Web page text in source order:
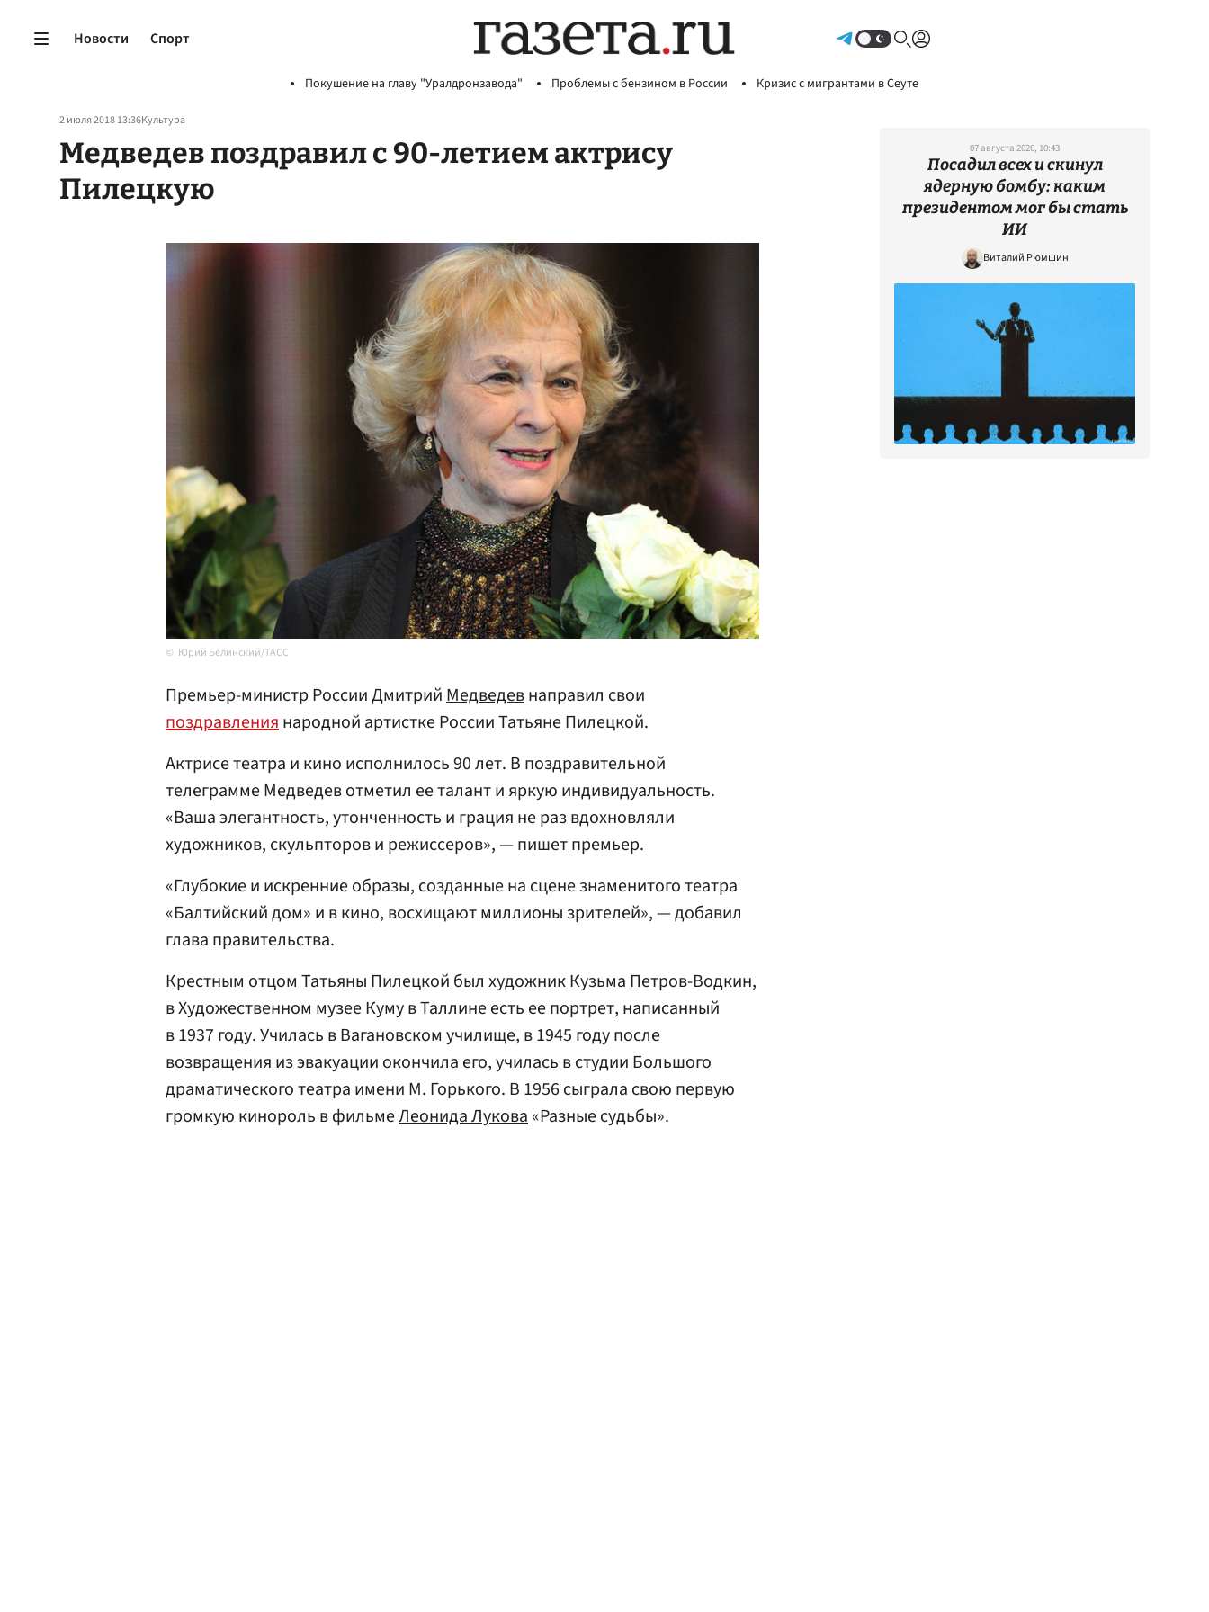
Новости Спорт
Покушение на главу "Уралдронзавода" Проблемы с бензином в России Кризис с мигрантами в Сеуте
2 июля 2018 13:36Культура
Медведев поздравил с 90-летием актрису
Пилецкую
Юрий Белинский/ТАСС
Премьер-министр России ДмитрийМедведевнаправил свои
поздравлениянародной артистке России Татьяне Пилецкой.
Актрисе театра и кино исполнилось 90 лет. В поздравительной
телеграмме Медведев отметил ее талант и яркую индивидуальность.
«Ваша элегантность, утонченность и грация не раз вдохновляли
художников, скульпторов и режиссеров», — пишет премьер.
«Глубокие и искренние образы, созданные на сцене знаменитого театра
«Балтийский дом» и в кино, восхищают миллионы зрителей», — добавил
глава правительства.
Крестным отцом Татьяны Пилецкой был художник Кузьма Петров-Водкин,
в Художественном музее Куму в Таллине есть ее портрет, написанный
в 1937 году. Училась в Вагановском училище, в 1945 году после
возвращения из эвакуации окончила его, училась в студии Большого
драматического театра имени М. Горького. В 1956 сыграла свою первую
громкую кинороль в фильмеЛеонида Лукова«Разные судьбы».
07 августа 2026, 10:43
Посадил всех и скинул
ядерную бомбу: каким
президентом мог бы стать
ИИ
Виталий Рюмшин